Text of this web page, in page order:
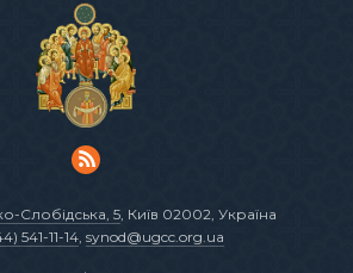
Слобідська, 5 , Київ 02002, Україна
541-11-14, synod@ugcc.org.ua